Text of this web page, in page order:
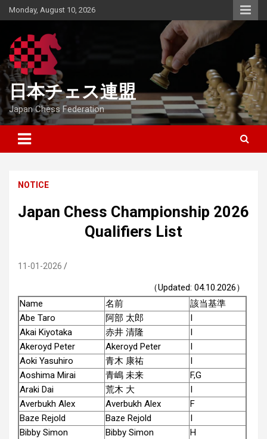
Skip
to
Monday, August 10, 2026
日本チェス連盟
Japan Chess Federation
NOTICE
Japan Chess Championship 2026
Qualifiers List
11-01-2026
（Updated: 04.10.2026）
Name
名前
該当基準
Abe Taro
阿部 太郎
Akai Kiyotaka
赤井 清隆
Akeroyd Peter
Akeroyd Peter
Aoki Yasuhiro
青木 康祐
Aoshima Mirai
青嶋 未来
F,G
Araki Dai
荒木 大
Averbukh Alex
Averbukh Alex
F
Baze Rejold
Baze Rejold
Bibby Simon
Bibby Simon
H